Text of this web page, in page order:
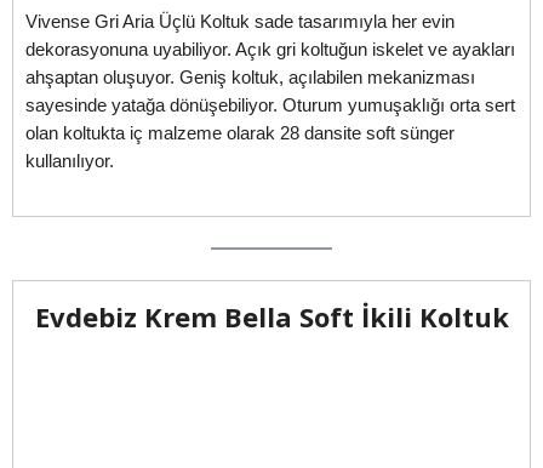
Vivense Gri Aria Üçlü Koltuk sade tasarımıyla her evin
dekorasyonuna uyabiliyor. Açık gri koltuğun iskelet ve ayakları
ahşaptan oluşuyor. Geniş koltuk, açılabilen mekanizması
sayesinde yatağa dönüşebiliyor. Oturum yumuşaklığı orta sert
olan koltukta iç malzeme olarak 28 dansite soft sünger
kullanılıyor.
Evdebiz Krem Bella Soft İkili Koltuk